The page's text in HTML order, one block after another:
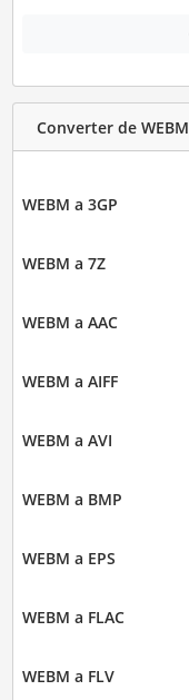
Converter de WEBM
WEBM a 3GP
WEBM a 7Z
WEBM a AAC
WEBM a AIFF
WEBM a AVI
WEBM a BMP
WEBM a EPS
WEBM a FLAC
WEBM a FLV